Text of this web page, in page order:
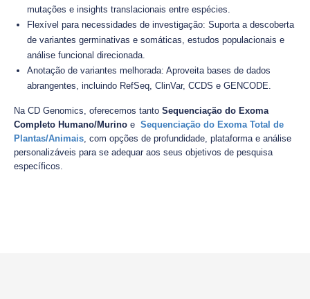
mutações e insights translacionais entre espécies.
Flexível para necessidades de investigação: Suporta a descoberta
de variantes germinativas e somáticas, estudos populacionais e
análise funcional direcionada.
Anotação de variantes melhorada: Aproveita bases de dados
abrangentes, incluindo RefSeq, ClinVar, CCDS e GENCODE.
Na CD Genomics, oferecemos tanto Sequenciação do Exoma
Completo Humano/Murino e Sequenciação do Exoma Total de
Plantas/Animais, com opções de profundidade, plataforma e análise
personalizáveis para se adequar aos seus objetivos de pesquisa
específicos.